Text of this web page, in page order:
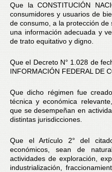
Que la CONSTITUCIÓN
consumidores y usuarios de
de consumo, a la protección
una información adecuada y
de trato equitativo y digno.
Que el Decreto N° 1.028 de
INFORMACIÓN FEDERAL DE
Que dicho régimen fue
técnica y económica
que se desempeñan en
distintas jurisdicciones.
Que el Artículo 2° del
económicos, sean de
actividades de exploración,
industrialización,